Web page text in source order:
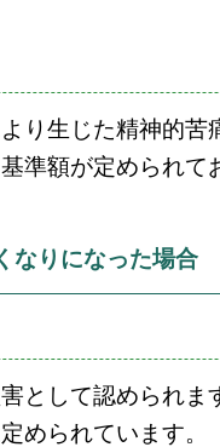
り生じた精神的苦
準額が定められて
なりになった場合
として認められま
められています。